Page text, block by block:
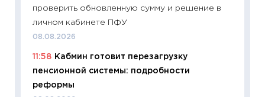
проверить обновленную сумму и решение в
личном кабинете ПФУ
08.08.2026
11:58 Кабмин готовит перезагрузку
пенсионной системы: подробности
реформы